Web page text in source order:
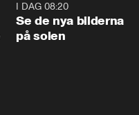
I DAG 08:20
Se de nya bilderna
på solen